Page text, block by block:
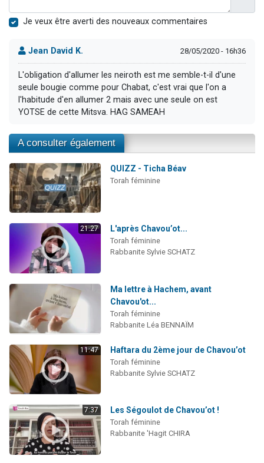
Je veux être averti des nouveaux commentaires
Jean David K. 28/05/2020 - 16h36
L'obligation d'allumer les neiroth est me semble-t-il d'une
seule bougie comme pour Chabat, c'est vrai que l'on a
l'habitude d'en allumer 2 mais avec une seule on est
YOTSE de cette Mitsva. HAG SAMEAH
A consulter également
QUIZZ - Ticha Béav
Torah féminine
21:27 L'après Chavou’ot...
Torah féminine
Rabbanite Sylvie SCHATZ
Ma lettre à Hachem, avant
Chavou'ot...
Torah féminine
Rabbanite Léa BENNAÏM
11:47 Haftara du 2ème jour de Chavou’ot
Torah féminine
Rabbanite Sylvie SCHATZ
7:37 Les Ségoulot de Chavou’ot !
Torah féminine
Rabbanite 'Hagit CHIRA